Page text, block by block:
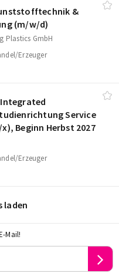
&
(m/​w/​d)
Plastics GmbH
Erzeuger
Service
Beginn Herbst 2027
Erzeuger
laden
Mail!